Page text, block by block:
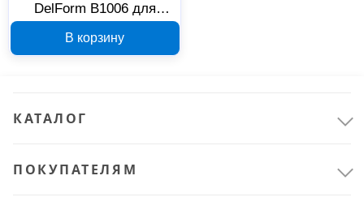
DelForm B1006 для
2015
В корзину
КАТАЛОГ
ПОКУПАТЕЛЯМ